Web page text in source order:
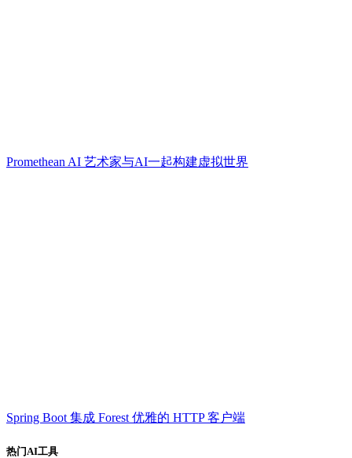
Promethean AI 艺术家与AI一起构建虚拟世界
Spring Boot 集成 Forest 优雅的 HTTP 客户端
热门AI工具